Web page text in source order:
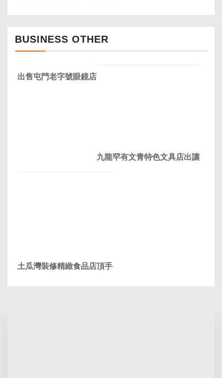
BUSINESS OTHER
出售屯門老字號眼鏡店
九龍罕有文青特色文具店出讓
土瓜灣裝修精緻食品店頂手